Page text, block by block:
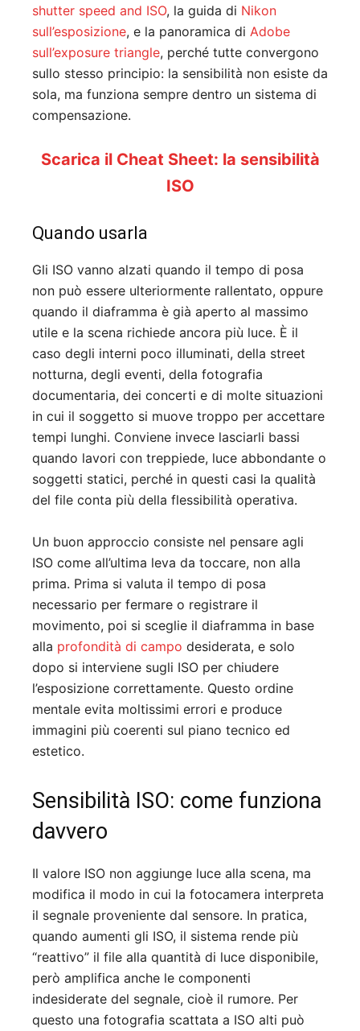
shutter speed and ISO, la guida di Nikon
sull’esposizione, e la panoramica di Adobe
sull’exposure triangle, perché tutte convergono
sullo stesso principio: la sensibilità non esiste da
sola, ma funziona sempre dentro un sistema di
compensazione.
Scarica il Cheat Sheet: la sensibilità
ISO
Quando usarla
Gli ISO vanno alzati quando il tempo di posa
non può essere ulteriormente rallentato, oppure
quando il diaframma è già aperto al massimo
utile e la scena richiede ancora più luce. È il
caso degli interni poco illuminati, della street
notturna, degli eventi, della fotografia
documentaria, dei concerti e di molte situazioni
in cui il soggetto si muove troppo per accettare
tempi lunghi. Conviene invece lasciarli bassi
quando lavori con treppiede, luce abbondante o
soggetti statici, perché in questi casi la qualità
del file conta più della flessibilità operativa.
Un buon approccio consiste nel pensare agli
ISO come all’ultima leva da toccare, non alla
prima. Prima si valuta il tempo di posa
necessario per fermare o registrare il
movimento, poi si sceglie il diaframma in base
alla profondità di campo desiderata, e solo
dopo si interviene sugli ISO per chiudere
l’esposizione correttamente. Questo ordine
mentale evita moltissimi errori e produce
immagini più coerenti sul piano tecnico ed
estetico.
Sensibilità ISO: come funziona
davvero
Il valore ISO non aggiunge luce alla scena, ma
modifica il modo in cui la fotocamera interpreta
il segnale proveniente dal sensore. In pratica,
quando aumenti gli ISO, il sistema rende più
“reattivo” il file alla quantità di luce disponibile,
però amplifica anche le componenti
indesiderate del segnale, cioè il rumore. Per
questo una fotografia scattata a ISO alti può